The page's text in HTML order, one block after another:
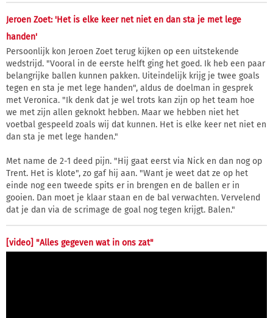
Jeroen Zoet: 'Het is elke keer net niet en dan sta je met lege
handen'
Persoonlijk kon Jeroen Zoet terug kijken op een uitstekende
wedstrijd. "Vooral in de eerste helft ging het goed. Ik heb een paar
belangrijke ballen kunnen pakken. Uiteindelijk krijg je twee goals
tegen en sta je met lege handen", aldus de doelman in gesprek
met Veronica. "Ik denk dat je wel trots kan zijn op het team hoe
we met zijn allen geknokt hebben. Maar we hebben niet het
voetbal gespeeld zoals wij dat kunnen. Het is elke keer net niet en
dan sta je met lege handen."
Met name de 2-1 deed pijn. "Hij gaat eerst via Nick en dan nog op
Trent. Het is klote", zo gaf hij aan. "Want je weet dat ze op het
einde nog een tweede spits er in brengen en de ballen er in
gooien. Dan moet je klaar staan en de bal verwachten. Vervelend
dat je dan via de scrimage de goal nog tegen krijgt. Balen."
[video] "Alles gegeven wat in ons zat"